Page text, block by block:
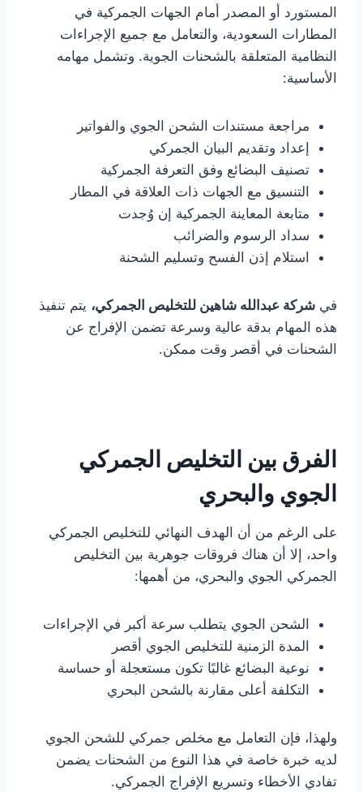
المستورد أو المصدر أمام الجهات الجمركية في
المطارات السعودية، والتعامل مع جميع الإجراءات
النظامية المتعلقة بالشحنات الجوية. وتشمل مهامه
الأساسية:
مراجعة مستندات الشحن الجوي والفواتير
إعداد وتقديم البيان الجمركي
تصنيف البضائع وفق التعرفة الجمركية
التنسيق مع الجهات ذات العلاقة في المطار
متابعة المعاينة الجمركية إن وُجدت
سداد الرسوم والضرائب
استلام إذن الفسح وتسليم الشحنة
في شركة عبدالله شاهين للتخليص الجمركي، يتم تنفيذ
هذه المهام بدقة عالية وسرعة تضمن الإفراج عن
الشحنات في أقصر وقت ممكن.
الفرق بين التخليص الجمركي
الجوي والبحري
على الرغم من أن الهدف النهائي للتخليص الجمركي
واحد، إلا أن هناك فروقات جوهرية بين التخليص
الجمركي الجوي والبحري، من أهمها:
الشحن الجوي يتطلب سرعة أكبر في الإجراءات
المدة الزمنية للتخليص الجوي أقصر
نوعية البضائع غالبًا تكون مستعجلة أو حساسة
التكلفة أعلى مقارنة بالشحن البحري
ولهذا، فإن التعامل مع مخلص جمركي للشحن الجوي
لديه خبرة خاصة في هذا النوع من الشحنات يضمن
تفادي الأخطاء وتسريع الإفراج الجمركي.